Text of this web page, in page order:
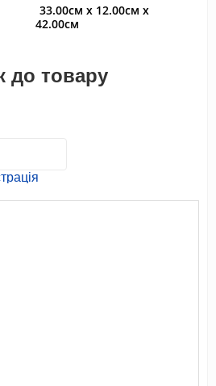
33.00см x 12.00см x
42.00см
до товару